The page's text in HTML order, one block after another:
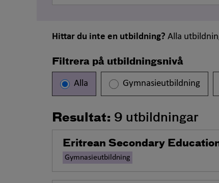
Hittar du inte en utbildning? Alla
Filtrera på utbildningsnivå
Alla Gymnasieutbildning
Resultat: 9 utbildningar
Eritrean Secondary
Gymnasieutbildning